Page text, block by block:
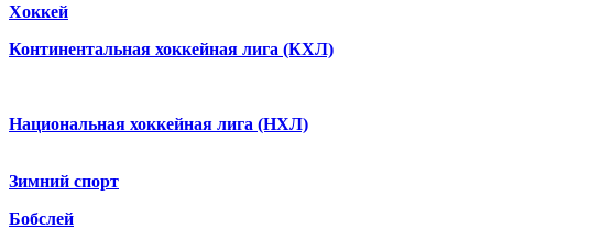
Хоккей
Континентальная хоккейная лига (КХЛ)
Национальная хоккейная лига (НХЛ)
Зимний спорт
Бобслей